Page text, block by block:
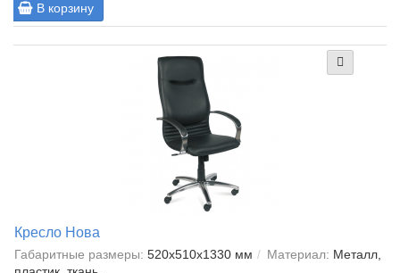
В корзину
Кресло Нова
Габаритные размеры: 520х510х1330 мм Материал: Металл,